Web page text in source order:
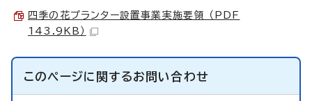
四季の花プランター設置事業実施要領 （PDF
143.9KB）
このページに関するお問い合わせ